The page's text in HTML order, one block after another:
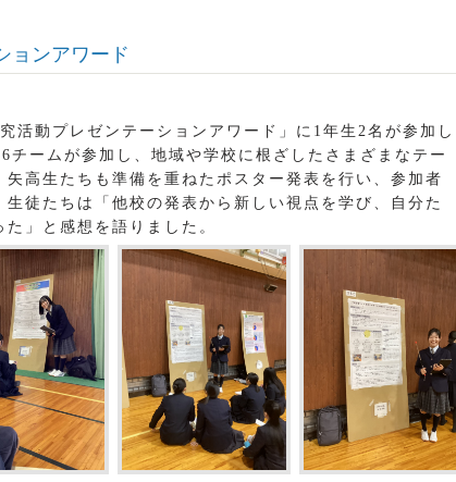
ョンアワード
活動プレゼンテーションアワード」に1年生2名が参加し
チームが参加し、地域や学校に根ざしたさまざまなテー
高生たちも準備を重ねたポスター発表を行い、参加者
徒たちは「他校の発表から新しい視点を学び、自分た
」と感想を語りました。